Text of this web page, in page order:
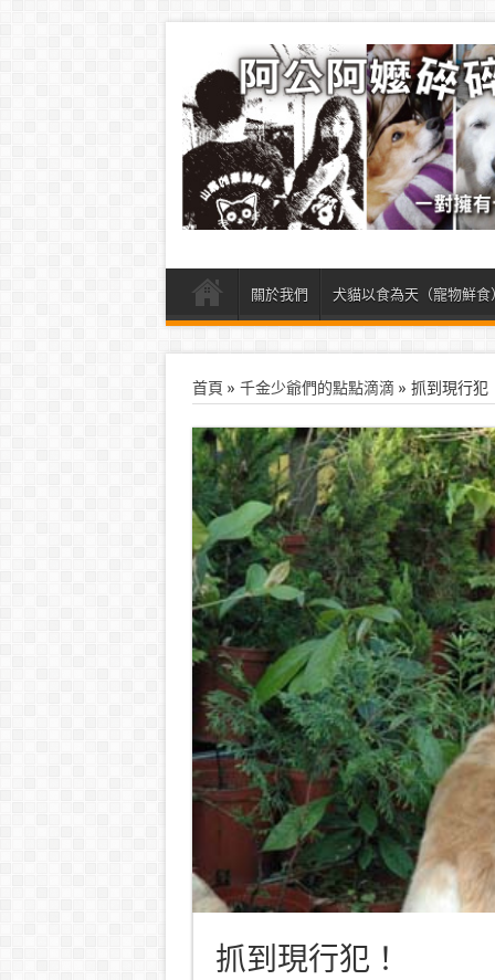
關於我們 犬貓以食為天（寵物鮮食
首頁 » 千金少爺們的點點滴滴 » 抓到現行犯
抓到現行犯！